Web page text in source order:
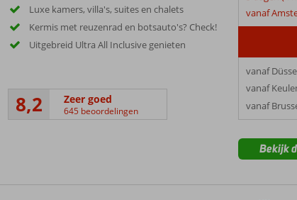
Luxe kamers, villa's, suites en chalets
Kermis met reuzenrad en botsauto's? Check!
Uitgebreid Ultra All Inclusive genieten
8,2 Zeer goed
645 beoordelingen
vanaf
vanaf
vanaf
vanaf
Bekijk